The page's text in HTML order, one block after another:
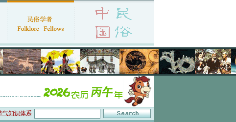
识体系与数字叙事”研讨会在京召开 ·中国民俗学会第十一届代表大会暨2026年年会征